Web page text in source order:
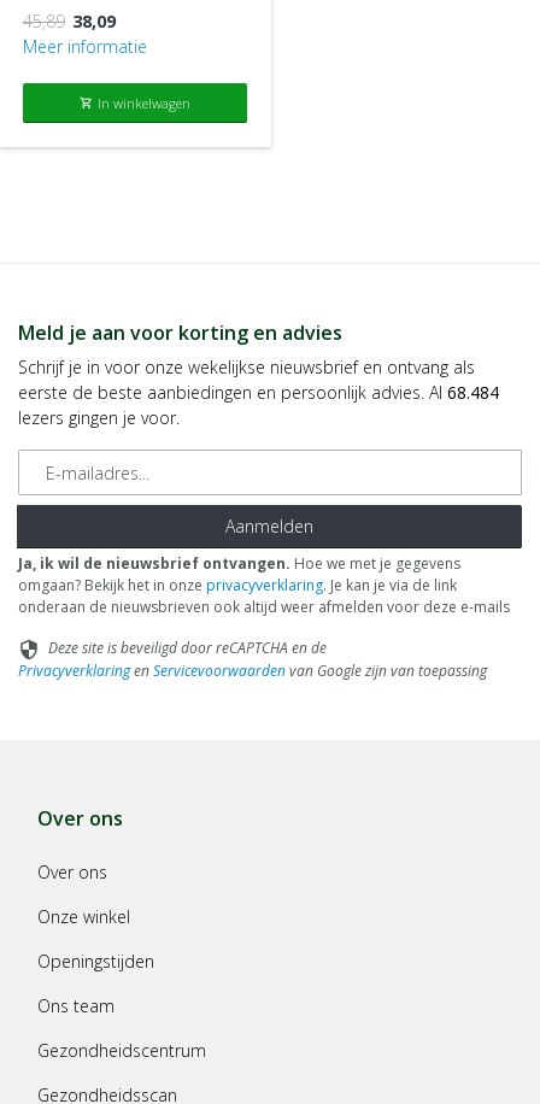
Postbus 92
Dit product is een voedingssupplement.
gevarieerde voeding.
Buiten bereik van jonge kinderen houden.
Droog, afgesloten en bij kamertemperatuur bewaren, tenzij anders
Raadpleeg een deskundige alvorens supplementen te gebruiken in geval
van zwangerschap, lactatie, medicijngebruik en ziekte.
45,89 38,09
Meer informatie
shopping_cart In winkelwagen
Meld je aan voor korting en advies
Schrijf je in voor onze wekelijkse nieuwsbrief en ontvang als
eerste de beste aanbiedingen en persoonlijk advies. Al 68.484
lezers gingen je voor.
E-mailadres
Aanmelden
Ja, ik wil de nieuwsbrief ontvangen. Hoe we met je gegevens
omgaan? Bekijk het in onze privacyverklaring. Je kan je via de link
onderaan de nieuwsbrieven ook altijd weer afmelden voor deze e-mails
security Deze site is beveiligd door reCAPTCHA en de
PrivacyverklaringenServicevoorwaardenvan Google zijn van toepassing
Over ons
Over ons
Onze winkel
Openingstijden
Ons team
Gezondheidscentrum
Gezondheidsscan